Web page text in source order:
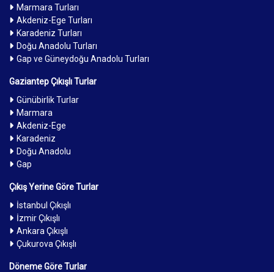
Marmara Turları
Akdeniz-Ege Turları
Karadeniz Turları
Doğu Anadolu Turları
Gap ve Güneydoğu Anadolu Turları
Gaziantep Çıkışlı Turlar
Günübirlik Turlar
Marmara
Akdeniz-Ege
Karadeniz
Doğu Anadolu
Gap
Çıkış Yerine Göre Turlar
İstanbul Çıkışlı
İzmir Çıkışlı
Ankara Çıkışlı
Çukurova Çıkışlı
Döneme Göre Turlar